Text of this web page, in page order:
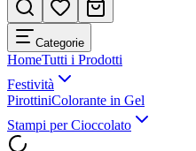
Categorie
HomeTutti i Prodotti
Festività
PirottiniColorante in Gel
Stampi per Cioccolato